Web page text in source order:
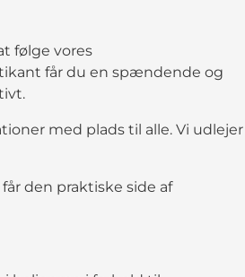
følge vores
får du en spændende og
med plads til alle. Vi udlejer
den praktiske side af